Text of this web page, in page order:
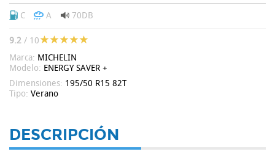
C A 70DB
9.2 / 10
Marca: MICHELIN
Modelo: ENERGY SAVER +
Dimensiones: 195/50 R15 82T
Tipo: Verano
DESCRIPCIÓN